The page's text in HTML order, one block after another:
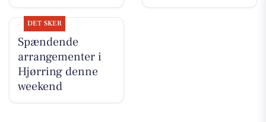
DET SKER
Spændende
arrangementer i
Hjørring denne
weekend